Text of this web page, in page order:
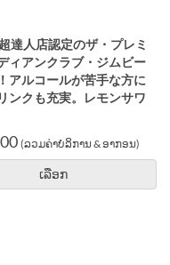
達人店認定のザ・プレミ
ィアンクラブ・ジムビー
アルコールが苦手な方に
ンクも充実。レモンサワ
(ລວມຄ່າບໍລິການ & ອາກອນ)
ເລືອກ